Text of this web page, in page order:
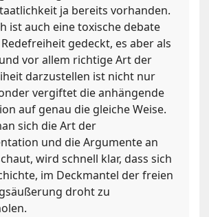
ja bereits vorhanden.
ist auch eine toxische debate
gedeckt, es aber als
vor allem richtige Art der
darzustellen ist nicht nur
vergiftet die anhängende
auf genau die gleiche Weise.
sich die Art der
und die Argumente an
wird schnell klar, dass sich
im Deckmantel der freien
droht zu